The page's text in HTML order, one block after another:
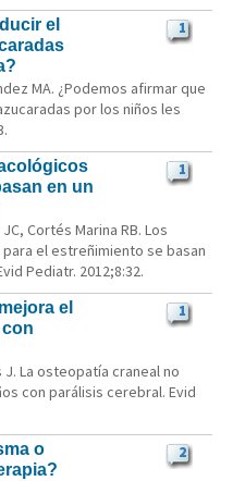
1
el
MA. ¿Podemos afirmar que
por los niños les
1
en un
Cortés Marina RB. Los
el estreñimiento se basan
Pediatr. 2012;8:32.
1
el
J. La osteopatía craneal no
con parálisis cerebral. Evid
2
o